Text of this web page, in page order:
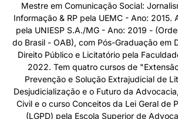
Mestre em Comunicação Social:
Informação & RP pela UEMC - Ano:
pela UNIESP S.A./MG - Ano: 2019 -
do Brasil - OAB), com Pós-Graduação em
Direito Público e Licitatório pela
2022. Tem quatro cursos de
Prevenção e Solução Extrajudicial de
Desjudicialização e o Futuro da
Civil e o curso Conceitos da Lei Geral de
(LGPD) pela Escola Superior de